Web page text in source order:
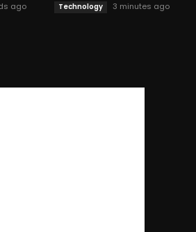
ago Technology 3 minutes ago